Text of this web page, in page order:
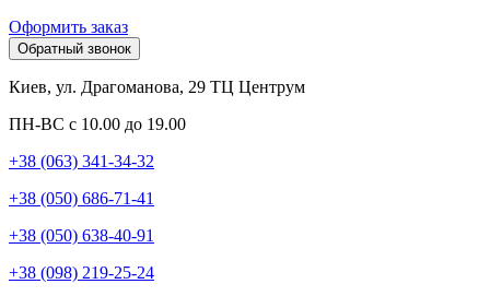
Оформить заказ
Обратный звонок
Киев, ул. Драгоманова, 29 ТЦ Центрум
ПН-ВС с 10.00 до 19.00
+38 (063) 341-34-32
+38 (050) 686-71-41
+38 (050) 638-40-91
+38 (098) 219-25-24